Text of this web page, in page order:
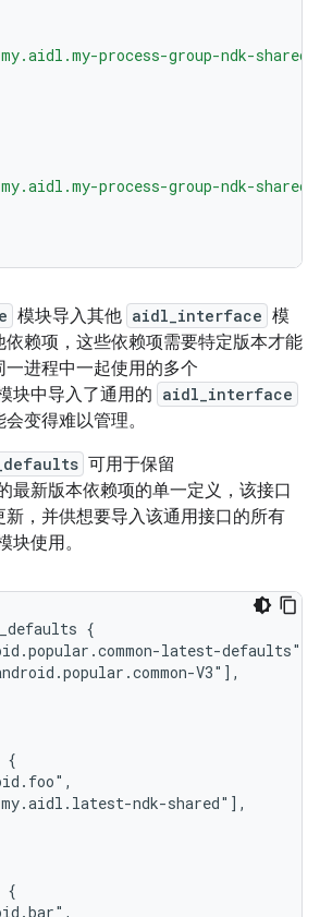
process-group-ndk-shared"
process-group-ndk-shared"
模块导入其他 aidl_interface 模
赖项，这些依赖项需要特定版本才能
进程中一起使用的多个
块中导入了通用的 aidl_interface
变得难以管理。
可用于保留
最新版本依赖项的单一定义，该接口
，并供想要导入该通用接口的所有
块使用。
{
latest-defaults",
V3"],
{
ndk-shared"],
{